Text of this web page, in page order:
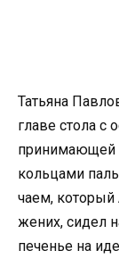
Татьяна
главе стола с
принимающей
кольцами
чаем, который
жених, сидел
печенье на